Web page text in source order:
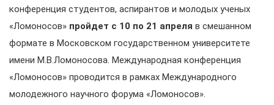
конференция студентов, аспирантов и молодых ученых
«Ломоносов» пройдет с 10 по 21 апреля в смешанном
формате в Московском государственном университете
имени М.В.Ломоносова. Международная конференция
«Ломоносов» проводится в рамках Международного
молодежного научного форума «Ломоносов».